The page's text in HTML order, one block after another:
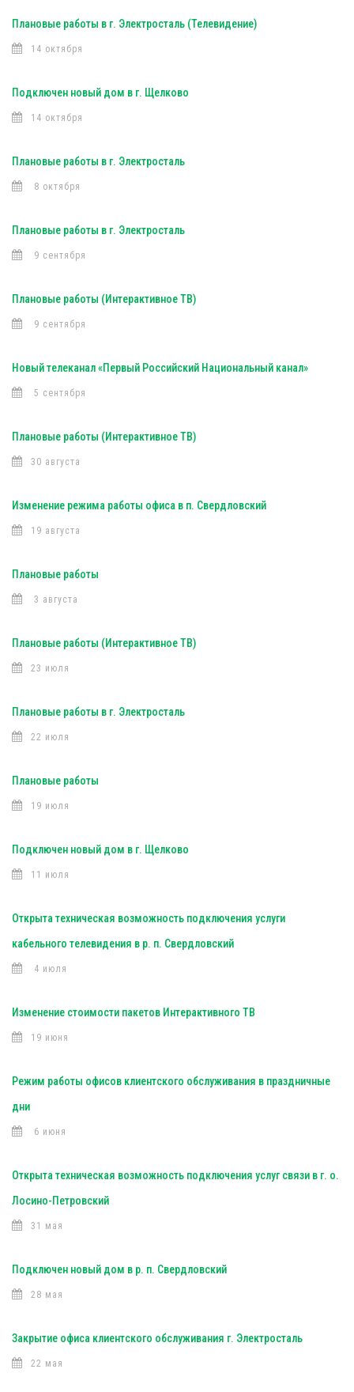
Плановые работы в г. Электросталь (Телевидение)
14 октября
Подключен новый дом в г. Щелково
14 октября
Плановые работы в г. Электросталь
8 октября
Плановые работы в г. Электросталь
9 сентября
Плановые работы (Интерактивное ТВ)
9 сентября
Новый телеканал «Первый Российский Национальный канал»
5 сентября
Плановые работы (Интерактивное ТВ)
30 августа
Изменение режима работы офиса в п. Свердловский
19 августа
Плановые работы
3 августа
Плановые работы (Интерактивное ТВ)
23 июля
Плановые работы в г. Электросталь
22 июля
Плановые работы
19 июля
Подключен новый дом в г. Щелково
11 июля
Открыта техническая возможность подключения услуги
кабельного телевидения в р. п. Свердловский
4 июля
Изменение стоимости пакетов Интерактивного ТВ
19 июня
Режим работы офисов клиентского обслуживания в праздничные
дни
6 июня
Открыта техническая возможность подключения услуг связи в г. о.
Лосино-Петровский
31 мая
Подключен новый дом в р. п. Свердловский
28 мая
Закрытие офиса клиентского обслуживания г. Электросталь
22 мая